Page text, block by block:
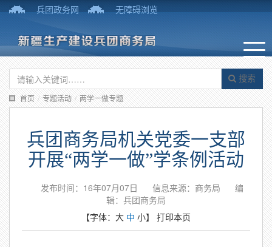
兵团政务网 无障碍浏览
搜索
首页 / 专题活动 / 两学一做专题
兵团商务局机关党委一支部
开展“两学一做”学条例活动
发布时间：16年07月07日 信息来源：商务局
编
辑：兵团商务局
【字体： 大 中 小】 打印本页